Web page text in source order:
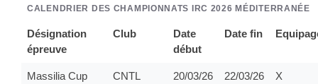
CALENDRIER DES CHAMPIONNATS IRC 2026 MÉDITERRANÉE
Désignation
épreuve
Club
Date
début
Date fin
Massilia Cup
CNTL 20/03/26 22/03/26 X